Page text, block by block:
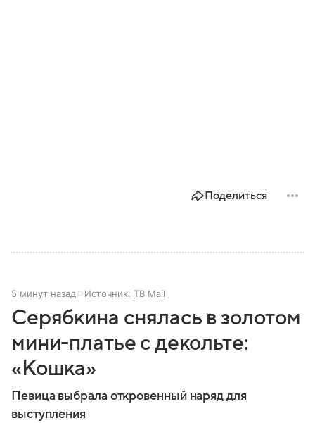
Поделиться
5 минут назад Источник: ТВ Mail
Серябкина снялась в золотом
мини-платье с декольте:
«Кошка»
Певица выбрала откровенный наряд для
выступления